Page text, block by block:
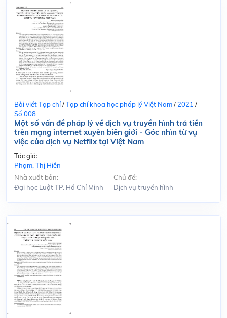
Bài viết Tạp chí/Tạp chí khoa học pháp lý Việt Nam/ 2021 /
Số 008
Một số vấn đề pháp lý về dịch vụ truyền hình trả tiền
trên mạng internet xuyên biên giới - Góc nhìn từ vụ
việc của dịch vụ Netflix tại Việt Nam
Tác giả:
Phạm, Thị Hiền
Nhà xuất bản:
Đại học Luật TP. Hồ Chí Minh
Chủ đề:
Dịch vụ truyền hình